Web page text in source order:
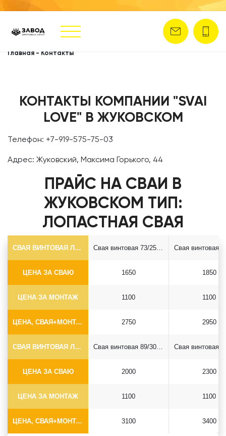
Главная - Контакты
КОНТАКТЫ КОМПАНИИ "SVAI
LOVE" В ЖУКОВСКОМ
Телефон: +7-919-575-75-03
Адрес: Жуковский, Максима Горького, 44
ПРАЙС НА СВАИ В
ЖУКОВСКОМ ТИП:
ЛОПАСТНАЯ СВАЯ
СВАЯ ВИНТОВАЯ ЛОПАСТНАЯ Ф73*5.5
ЦЕНА ЗА СВАЮ
ЦЕНА ЗА МОНТАЖ
ЦЕНА, СВАЯ+МОНТАЖ (БЕЗ ОГОЛОВКА)
Свая винтовая 73/250*2500
1650
1100
2750
1850
1100
2950
СВАЯ ВИНТОВАЯ ЛОПАСТНАЯ Ф89*6.5
ЦЕНА ЗА СВАЮ
ЦЕНА ЗА МОНТАЖ
ЦЕНА, СВАЯ+МОНТАЖ (БЕЗ ОГОЛОВКА)
Свая винтовая 89/300*2500
2000
1100
3100
2300
1100
3400